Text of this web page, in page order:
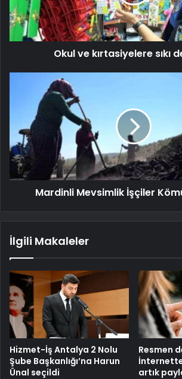
Okul ve kırtasiyelere sıkı
Mardinli Mevsimlik İşçiler
İlgili Makaleler
Hizmet-İş Antalya 2 Nolu
Şube Başkanlığı’na Harun
Ünal seçildi
Resmen
artık